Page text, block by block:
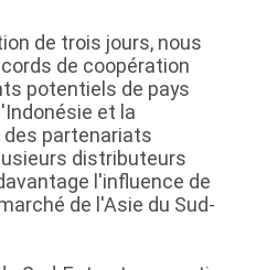
de trois jours, nous
de coopération
potentiels de pays
et la
partenariats
distributeurs
l'influence de
de l'Asie du Sud-